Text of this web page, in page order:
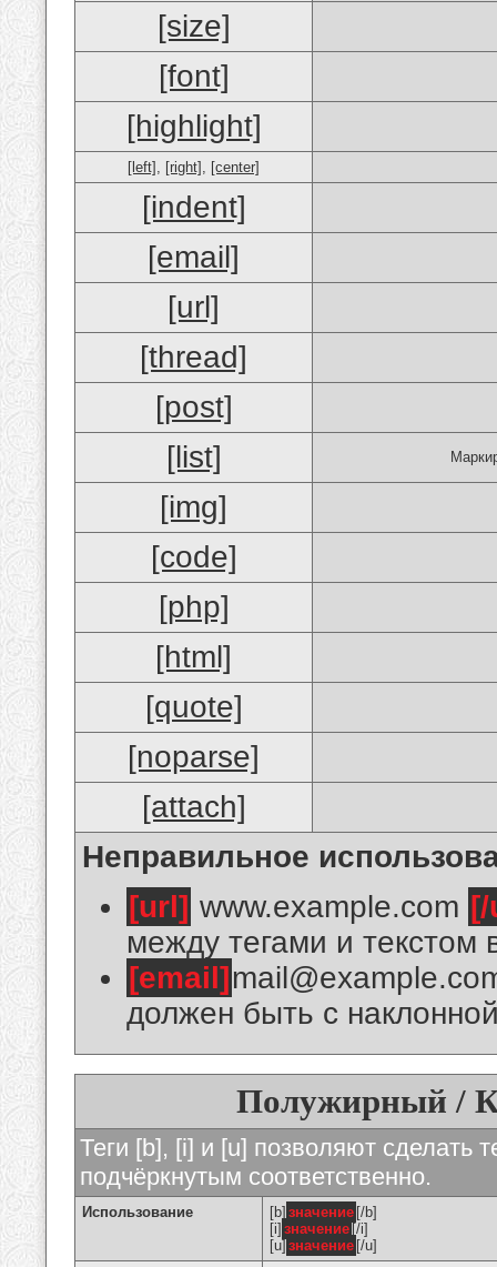
[size]
[font]
[highlight]
[left] , [right] , [center]
[indent]
[email]
[url]
[thread]
[post]
[list]
[img]
[code]
[php]
[html]
[quote]
[noparse]
[attach]
Неправильное
[url] www.example.com
между тегами и текстом
[email]
должен быть с
Полужирный /
Теги [b], [i] и [u] позволяют сделать
подчёркнутым соответственно.
Использование [b] значение [/b]
[i] значение [/i]
[u] значение [/u]